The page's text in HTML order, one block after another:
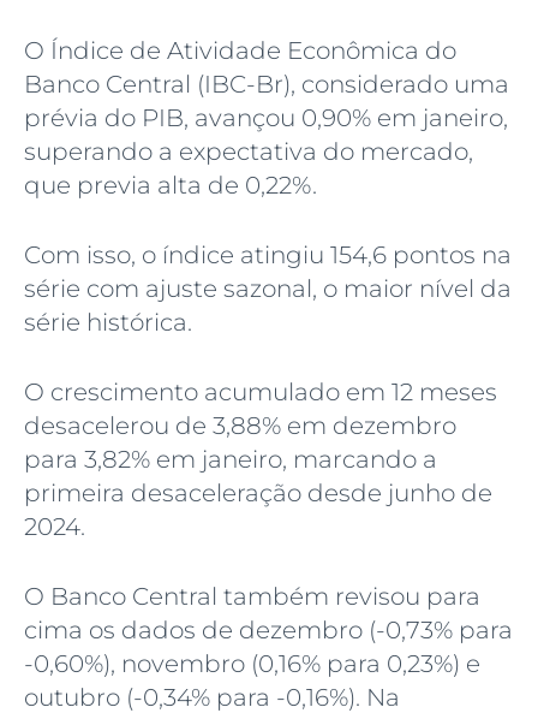
O Índice de Atividade Econômica do
Banco Central (IBC-Br), considerado uma
prévia do PIB, avançou 0,90% em janeiro,
superando a expectativa do mercado,
que previa alta de 0,22%.
Com isso, o índice atingiu 154,6 pontos na
série com ajuste sazonal, o maior nível da
série histórica.
O crescimento acumulado em 12 meses
desacelerou de 3,88% em dezembro
para 3,82% em janeiro, marcando a
primeira desaceleração desde junho de
2024.
O Banco Central também revisou para
cima os dados de dezembro (-0,73% para
-0,60%), novembro (0,16% para 0,23%) e
outubro (-0,34% para -0,16%). Na